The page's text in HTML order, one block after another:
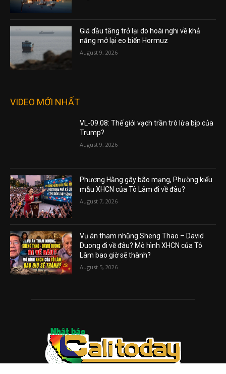
Giá dầu tăng trở lại do hoài nghi về khả
năng mở lại eo biển Hormuz
August 9, 2026
VIDEO MỚI NHẤT
VL-09.08: Thế giới vạch trần trò lừa bịp của
Trump?
August 9, 2026
Phương Hằng gây bão mạng, Phường kiểu
mẫu XHCN của Tô Lâm đi về đâu?
August 7, 2026
Vụ án tham nhũng Sheng Thao – David
Duong đi về đâu? Mô hình XHCN của Tô
Lâm bao giờ sẽ thành?
August 5, 2026